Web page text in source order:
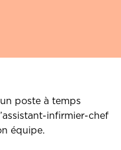
poste à temps
infirmier-chef
équipe.